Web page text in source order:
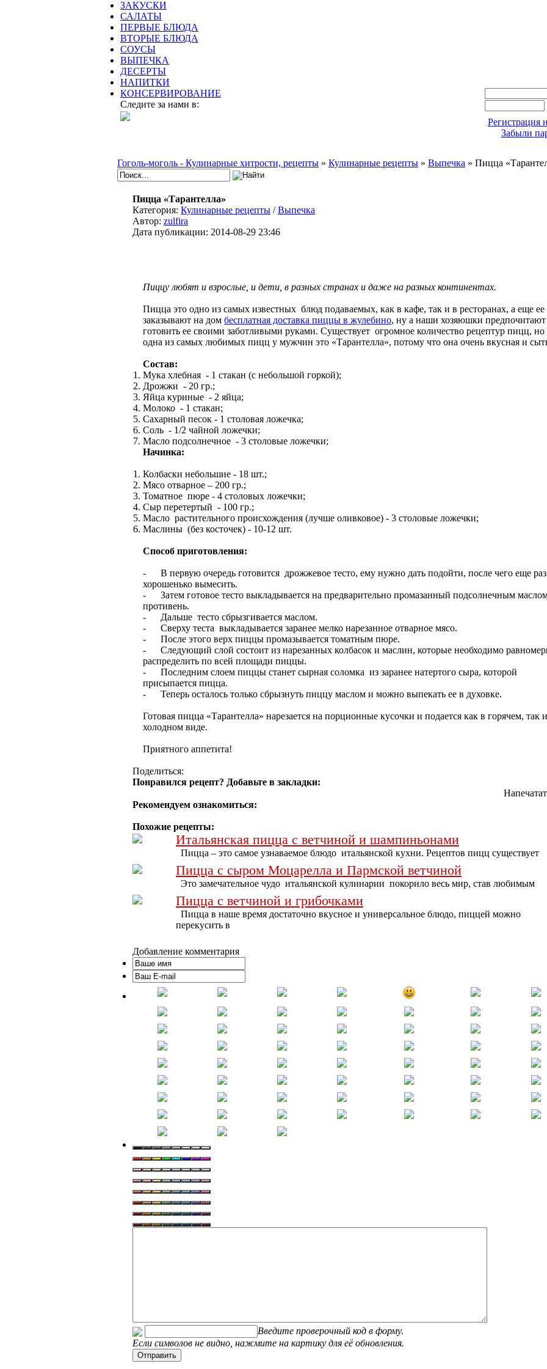
ЗАКУСКИ
САЛАТЫ
ПЕРВЫЕ БЛЮДА
ВТОРЫЕ БЛЮДА
СОУСЫ
ВЫПЕЧКА
ДЕСЕРТЫ
НАПИТКИ
КОНСЕРВИРОВАНИЕ
Следите за нами в:
Регистрация
Забыли
Гоголь-моголь - Кулинарные хитрости, рецепты » Кулинарные рецепты » Выпечка » Пицца
Пицца «Тарантелла»
Категория: Кулинарные рецепты /Выпечка
Автор: zulfira
Дата публикации: 2014-08-29 23:46
Пиццу любят и взрослые, и дети, в разных странах и даже на разных континентах.
Пицца это одно из самых известных блюд подаваемых, как в кафе, так и в ресторанах, а еще ее
заказывают на дом бесплатная доставка пиццы в жулебино, ну а наши хозяюшки предпочитают
готовить ее своими заботливыми руками. Существует огромное количество рецептур пицц, но
одна из самых любимых пицц у мужчин это «Тарантелла», потому что она очень вкусная и
Состав:
Мука хлебная - 1 стакан (с небольшой горкой);
Дрожжи - 20 гр.;
Яйца куриные - 2 яйца;
Молоко - 1 стакан;
Сахарный песок - 1 столовая ложечка;
Соль - 1/2 чайной ложечки;
Масло подсолнечное - 3 столовые ложечки;
Начинка:
Колбаски небольшие - 18 шт.;
Мясо отварное – 200 гр.;
Томатное пюре - 4 столовых ложечки;
Сыр перетертый - 100 гр.;
Масло растительного происхождения (лучше оливковое) - 3 столовые ложечки;
Маслины (без косточек) - 10-12 шт.
Способ приготовления:
- В первую очередь готовится дрожжевое тесто, ему нужно дать подойти, после чего еще раз
хорошенько вымесить.
- Затем готовое тесто выкладывается на предварительно промазанный подсолнечным
противень.
- Дальше тесто сбрызгивается маслом.
- Сверху теста выкладывается заранее мелко нарезанное отварное мясо.
- После этого верх пиццы промазывается томатным пюре.
- Следующий слой состоит из нарезанных колбасок и маслин, которые необходимо
распределить по всей площади пиццы.
- Последним слоем пиццы станет сырная соломка из заранее натертого сыра, которой
присыпается пицца.
- Теперь осталось только сбрызнуть пиццу маслом и можно выпекать ее в духовке.
Готовая пицца «Тарантелла» нарезается на порционные кусочки и подается как в горячем, так
холодном виде.
Приятного аппетита!
Поделиться:
Понравился рецепт? Добавьте в закладки:
Рекомендуем ознакомиться:
Похожие рецепты:
Итальянская пицца с ветчиной и шампиньонами
Пицца – это самое узнаваемое блюдо итальянской кухни. Рецептов пицц существует
Пицца с сыром Моцарелла и Пармской ветчиной
Это замечательное чудо итальянской кулинарии покорило весь мир, став любимым
Пицца с ветчиной и грибочками
Пицца в наше время достаточно вкусное и универсальное блюдо, пиццей можно
перекусить в
Добавление комментария
Введите проверочный код в форму.
Если символов не видно, нажмите на картику для её обновления.